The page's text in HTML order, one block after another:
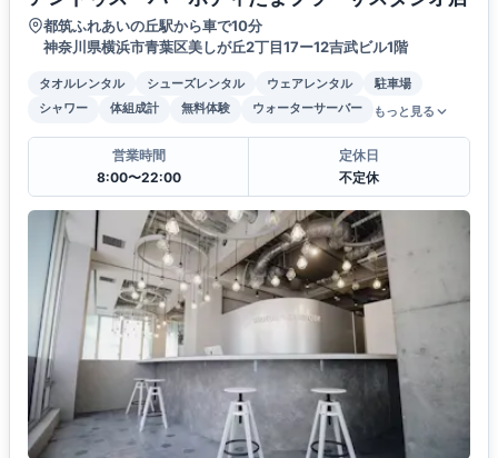
都筑ふれあいの丘駅から車で10分
神奈川県横浜市青葉区美しが丘2丁目17ー12吉武ビル1階
タオルレンタル シューズレンタル ウェアレンタル
駐車場
シャワー
体組成計 無料体験 ウォーターサーバー もっと見る
営業時間
8:00〜22:00
定休日
不定休